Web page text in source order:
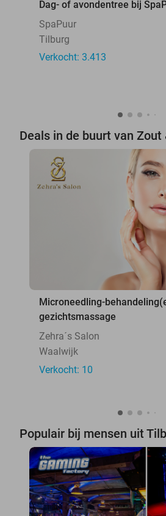
Dag- of avondentree bij
SpaPuur
Tilburg
Verkocht: 3.413
Deals in de buurt van Zout
Microneedling-
gezichtsmassage
Zehra´s Salon
Waalwijk
Verkocht: 10
Populair bij mensen uit